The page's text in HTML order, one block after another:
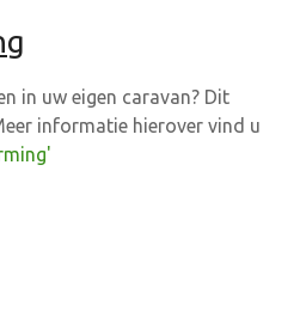
in uw eigen caravan? Dit
informatie hierover vind u